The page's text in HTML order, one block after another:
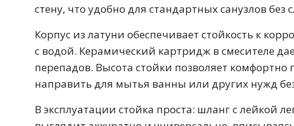
Кухонные мойки
15 категорий
Из искусственного камня Из нержавеющей
стену, что удобно для стандартных санузлов
Корпус из латуни обеспечивает стойкость к
с водой. Керамический картридж в смесителе
перепадов. Высота стойки позволяет
направить для мытья ванны или других нужд
В эксплуатации стойка проста: шланг с лейкой